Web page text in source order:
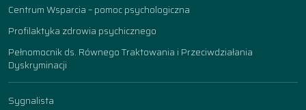
Centrum Wsparcia – pomoc psychologiczna
Profilaktyka zdrowia psychicznego
Pełnomocnik ds. Równego Traktowania i Przeciwdziałania
Dyskryminacji
Sygnalista